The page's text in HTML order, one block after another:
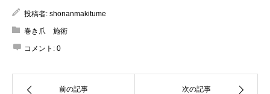
投稿者: shonanmakitume
巻き爪 施術
コメント: 0
前の記事 次の記事